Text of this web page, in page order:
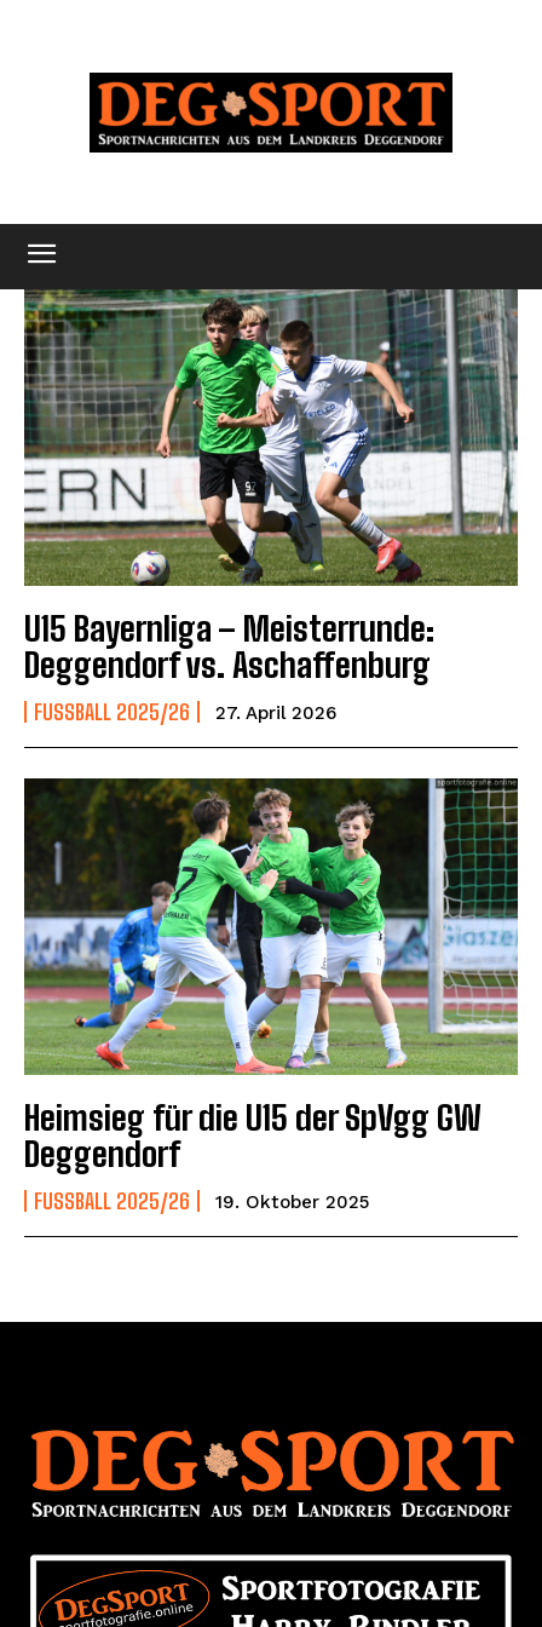
U15 Bayernliga – Meisterrunde:
Deggendorf vs. Aschaffenburg
FUSSBALL 2025/26 27. April 2026
Heimsieg für die U15 der SpVgg GW
Deggendorf
FUSSBALL 2025/26 19. Oktober 2025